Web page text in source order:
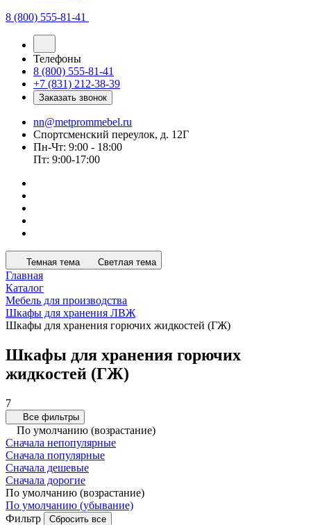
8 (800) 555-81-41
Телефоны
8 (800) 555-81-41
+7 (831) 212-38-39
Заказать звонок
nn@metprommebel.ru
Спортсменский переулок, д. 12Г
Пн-Чт: 9:00 - 18:00
Пт: 9:00-17:00
Темная тема Светлая тема
Главная
Каталог
Мебель для производства
Шкафы для хранения ЛВЖ
Шкафы для хранения горючих жидкостей (ГЖ)
Шкафы для хранения горючих
жидкостей (ГЖ)
7
Все фильтры
По умолчанию (возрастание)
Сначала непопулярные
Сначала популярные
Сначала дешевые
Сначала дорогие
По умолчанию (возрастание)
По умолчанию (убывание)
Фильтр
Сбросить все